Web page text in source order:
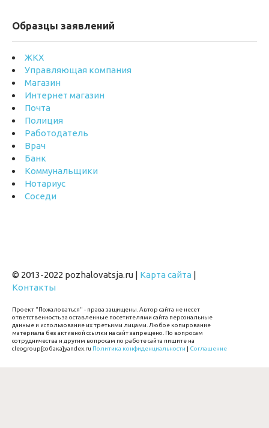
Образцы заявлений
ЖКХ
Управляющая компания
Магазин
Интернет магазин
Почта
Полиция
Работодатель
Врач
Банк
Коммунальщики
Нотариус
Соседи
© 2013-2022 pozhalovatsja.ru | Карта сайта |
Контакты
Проект "Пожаловаться" - права защищены. Автор сайта не несет
ответственность за оставленные посетителями сайта персональные
данные и использование их третьими лицами. Любое копирование
материала без активной ссылки на сайт запрещено. По вопросам
сотрудничества и другим вопросам по работе сайта пишите на
cleogroup[собака]yandex.ru Политика конфиденциальности Соглашение